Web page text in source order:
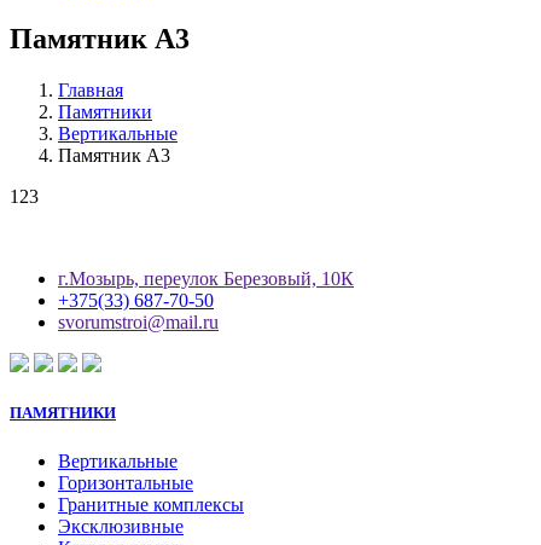
Памятник А3
Главная
Памятники
Вертикальные
Памятник А3
123
г.Мозырь, переулок Березовый, 10К
+375(33) 687-70-50
svorumstroi@mail.ru
ПАМЯТНИКИ
Вертикальные
Горизонтальные
Гранитные комплексы
Эксклюзивные